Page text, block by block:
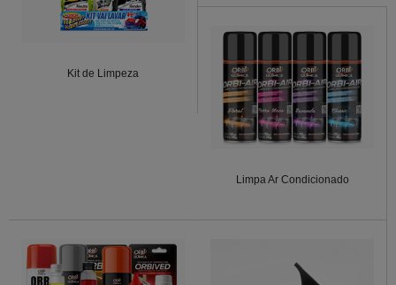
Kit de Limpeza
Limpa Ar Condicionado